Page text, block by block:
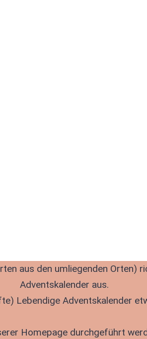
aus den umliegenden Orten)
Adventskalender aus.
Lebendige Adventskalender
Homepage durchgeführt